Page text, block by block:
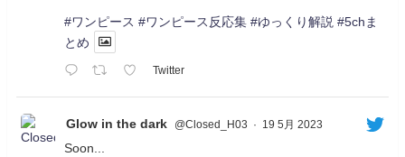
#ワンピース #ワンピース反応集 #ゆっくり解説 #5chま
とめ
Twitter
Glow in the dark @Closed_H03 · 19 5月 2023
Soon...